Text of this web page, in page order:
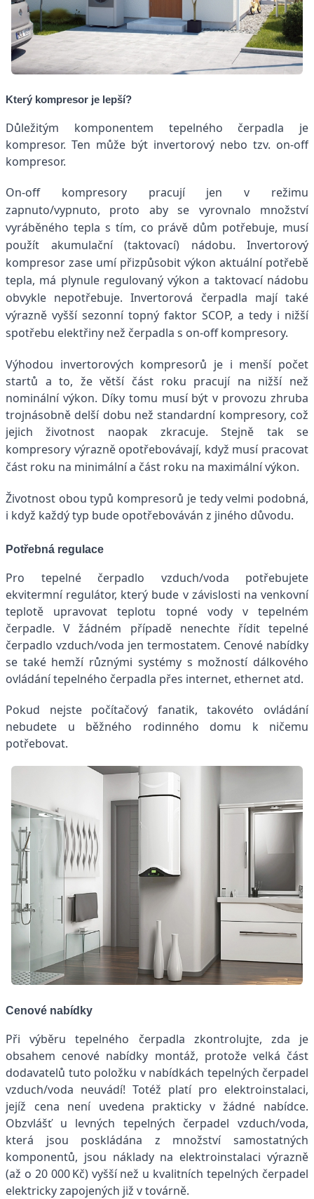
Který kompresor je lepší?
Důležitým komponentem tepelného čerpadla je
kompresor. Ten může být invertorový nebo tzv. on-off
kompresor.
On-off kompresory pracují jen v režimu
zapnuto/vypnuto, proto aby se vyrovnalo množství
vyráběného tepla s tím, co právě dům potřebuje, musí
použít akumulační (taktovací) nádobu. Invertorový
kompresor zase umí přizpůsobit výkon aktuální potřebě
tepla, má plynule regulovaný výkon a taktovací nádobu
obvykle nepotřebuje. Invertorová čerpadla mají také
výrazně vyšší sezonní topný faktor SCOP, a tedy i nižší
spotřebu elektřiny než čerpadla s on-off kompresory.
Výhodou invertorových kompresorů je i menší počet
startů a to, že větší část roku pracují na nižší než
nominální výkon. Díky tomu musí být v provozu zhruba
trojnásobně delší dobu než standardní kompresory, což
jejich životnost naopak zkracuje.Stejně tak se
kompresory výrazně opotřebovávají, když musí pracovat
část roku na minimální a část roku na maximální výkon.
Životnost obou typů kompresorů je tedy velmi podobná,
i když každý typ bude opotřebováván z jiného důvodu.
Potřebná regulace
Pro tepelné čerpadlo vzduch/voda potřebujete
ekvitermní regulátor, který bude v závislosti na venkovní
teplotě upravovat teplotu topné vody v tepelném
čerpadle. V žádném případě nenechte řídit tepelné
čerpadlo vzduch/voda jen termostatem. Cenové nabídky
se také hemží různými systémy s možností dálkového
ovládání tepelného čerpadla přes internet, ethernet atd.
Pokud nejste počítačový fanatik, takovéto ovládání
nebudete u běžného rodinného domu k ničemu
potřebovat.
Cenové nabídky
Při výběru tepelného čerpadla zkontrolujte, zda je
obsahem cenové nabídky montáž, protože velká část
dodavatelů tuto položku v nabídkách tepelných čerpadel
vzduch/voda neuvádí! Totéž platí pro elektroinstalaci,
jejíž cena není uvedena prakticky v žádné nabídce.
Obzvlášť u levných tepelných čerpadel vzduch/voda,
která jsou poskládána z množství samostatných
komponentů, jsou náklady na elektroinstalaci výrazně
(až o 20 000 Kč) vyšší než u kvalitních tepelných čerpadel
elektricky zapojených již v továrně.